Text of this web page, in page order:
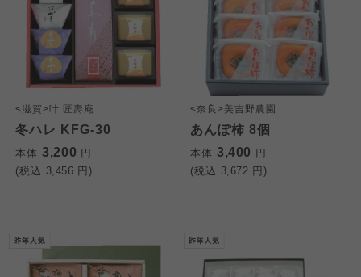
<滋賀>叶 匠壽庵
冬ハレ KFG-30
本体 3,200 円
(税込 3,456 円)
<奈良>美吉野農園
あんぽ柿 8個
本体 3,400 円
(税込 3,672 円)